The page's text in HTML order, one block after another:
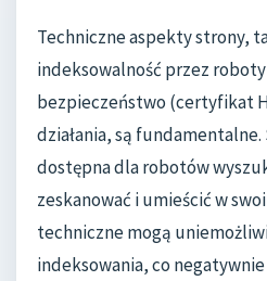
Techniczne aspekty strony,
indeksowalność przez
bezpieczeństwo (certyfikat
działania, są
dostępna dla robotów
zeskanować i umieścić w
techniczne mogą
indeksowania, co